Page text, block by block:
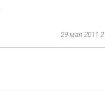
29 мая 2011